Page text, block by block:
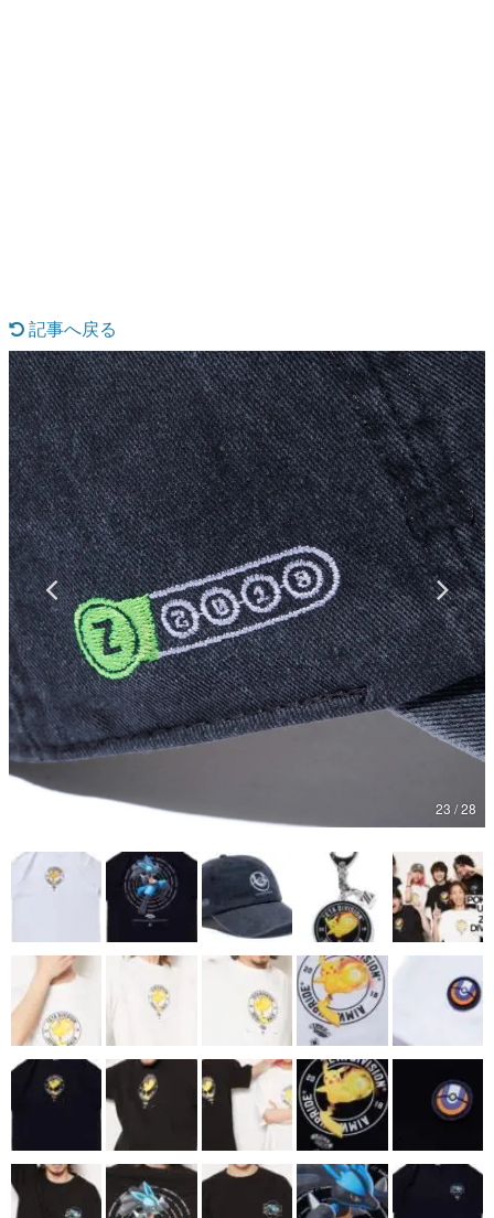
特集記事
マンガ
女性向け
アプリレビュー
その他
電ファミニコゲーマーとは？
運営：株式会社マレ
記事へ戻る
23 / 28